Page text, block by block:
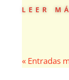
leer
« Entradas